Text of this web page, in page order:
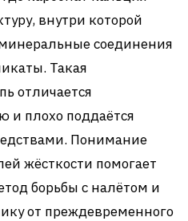
внутри которой
соединения
Такая
отличается
и плохо поддаётся
Понимание
жёсткости помогает
борьбы с налётом и
от преждевременного